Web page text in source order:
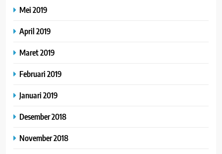
Mei 2019
April 2019
Maret 2019
Februari 2019
Januari 2019
Desember 2018
November 2018